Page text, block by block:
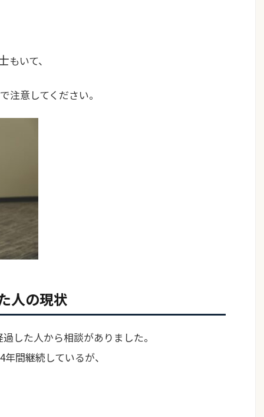
もいて、
注意してください。
人の現状
過した人から相談がありました。
間継続しているが、